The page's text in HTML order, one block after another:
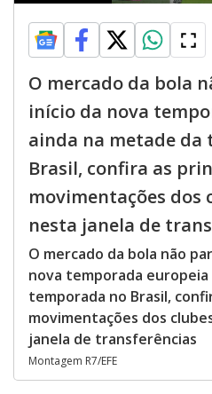
O mercado da bola
início da nova
ainda na metade da
Brasil, confira as
movimentações dos
nesta janela de
O mercado da bola não
nova temporada
temporada no Brasil,
movimentações dos
janela de transferências
Montagem R7/EFE